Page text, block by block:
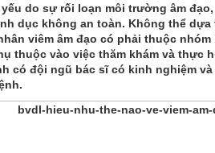
do sự rối loạn môi trường âm
dục không an toàn. Không thể
viêm âm đạo có phải thuộc
thuộc vào việc thăm khám và thực
có đội ngũ bác sĩ có kinh nghiệm